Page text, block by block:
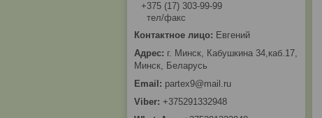
+375 (17) 303-99-99
тел/факс
Евгений
г. Минск, Кабушкина 34,каб.17,
Минск, Беларусь
partex9@mail.ru
+375291332948